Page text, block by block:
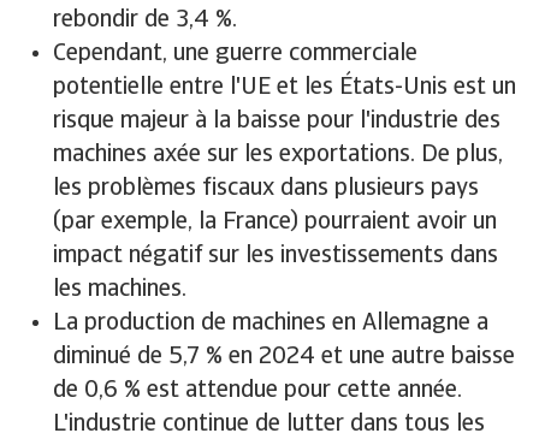
rebondir de 3,4 %.
Cependant, une guerre commerciale
potentielle entre l'UE et les États-Unis est un
risque majeur à la baisse pour l'industrie des
machines axée sur les exportations. De plus,
les problèmes fiscaux dans plusieurs pays
(par exemple, la France) pourraient avoir un
impact négatif sur les investissements dans
les machines.
La production de machines en Allemagne a
diminué de 5,7 % en 2024 et une autre baisse
de 0,6 % est attendue pour cette année.
L'industrie continue de lutter dans tous les